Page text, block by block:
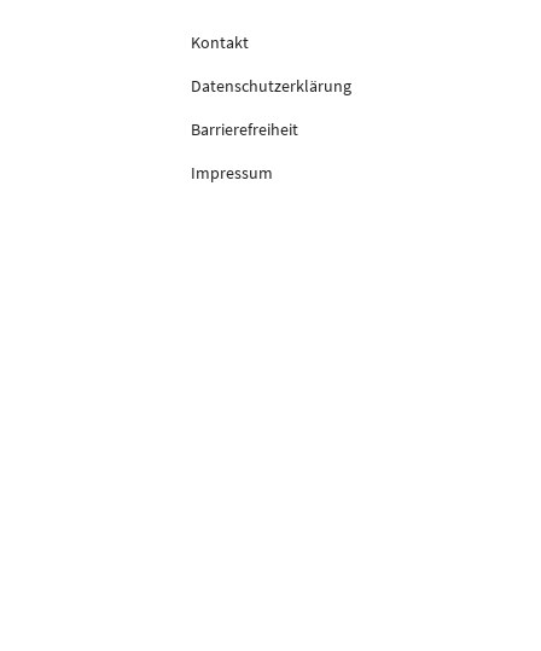
Kontakt
Datenschutzerklärung
Barrierefreiheit
Impressum